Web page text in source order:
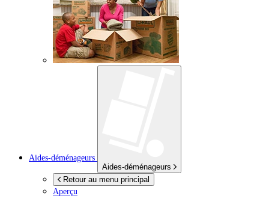
Aides-déménageurs
Aides-déménageurs
Retour au menu principal
Aperçu